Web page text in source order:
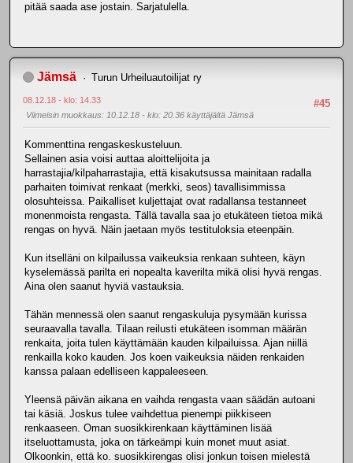
pitää saada ase jostain. Sarjatulella.
Jämsä Turun Urheiluautoilijat ry
#45
08.12.18 - klo: 14.33
Viimeisin muokkaus: 10.12.18 - klo: 20.36 käyttäjältä Jämsä
Kommenttina rengaskeskusteluun.
Sellainen asia voisi auttaa aloittelijoita ja
harrastajia/kilpaharrastajia, että kisakutsussa mainitaan radalla
parhaiten toimivat renkaat (merkki, seos) tavallisimmissa
olosuhteissa. Paikalliset kuljettajat ovat radallansa testanneet
monenmoista rengasta. Tällä tavalla saa jo etukäteen tietoa mikä
rengas on hyvä. Näin jaetaan myös testituloksia eteenpäin.
Kun itselläni on kilpailussa vaikeuksia renkaan suhteen, käyn
kyselemässä parilta eri nopealta kaverilta mikä olisi hyvä rengas.
Aina olen saanut hyviä vastauksia.
Tähän mennessä olen saanut rengaskuluja pysymään kurissa
seuraavalla tavalla. Tilaan reilusti etukäteen isomman määrän
renkaita, joita tulen käyttämään kauden kilpailuissa. Ajan niillä
renkailla koko kauden. Jos koen vaikeuksia näiden renkaiden
kanssa palaan edelliseen kappaleeseen.
Yleensä päivän aikana en vaihda rengasta vaan säädän autoani
tai käsiä. Joskus tulee vaihdettua pienempi piikkiseen
renkaaseen. Oman suosikkirenkaan käyttäminen lisää
itseluottamusta, joka on tärkeämpi kuin monet muut asiat.
Olkoonkin, että ko. suosikkirengas olisi jonkun toisen mielestä